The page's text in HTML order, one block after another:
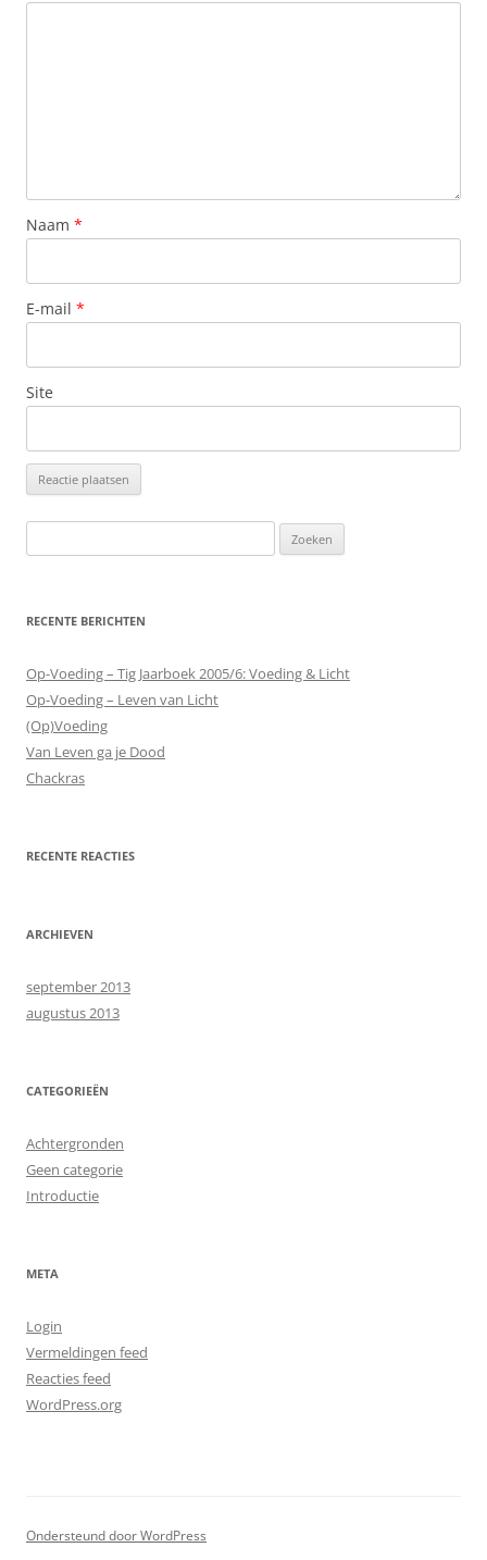
Naam *
E-mail *
Site
naar:
RECENTE BERICHTEN
Op-Voeding – Tig Jaarboek 2005/6: Voeding & Licht
Op-Voeding – Leven van Licht
(Op)Voeding
Van Leven ga je Dood
Chackras
RECENTE REACTIES
ARCHIEVEN
september 2013
augustus 2013
CATEGORIEËN
Achtergronden
Geen categorie
Introductie
META
Login
Vermeldingen feed
Reacties feed
WordPress.org
Ondersteund door WordPress